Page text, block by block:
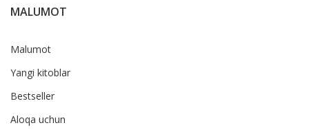
MALUMOT
Malumot
Yangi kitoblar
Bestseller
Aloqa uchun